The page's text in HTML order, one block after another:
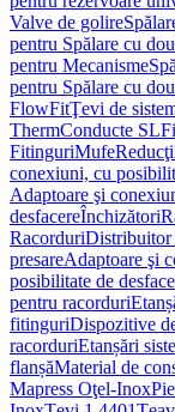
Valve de golire
pentru Spălare cu
pentru Mecanisme
pentru Spălare cu
FlowFitŢevi de
ThermConducte SL
FitinguriMufe
conexiuni, cu
Adaptoare şi
desfacereÎnchizători
RacorduriDistribuitor
presareAdaptoare şi
posibilitate de
pentru racorduri
fitinguriDispozitive
racorduriEtanșări
flanșăMaterial de
Mapress Oţel-Inox